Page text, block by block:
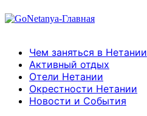
Чем заняться в Нетании
Активный отдых
Отели Нетании
Окрестности Нетании
Новости и Cобытия